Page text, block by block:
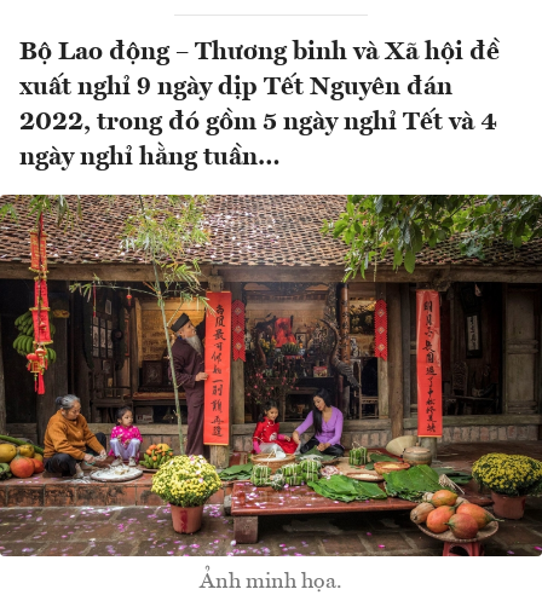
Bộ Lao động – Thương binh và Xã hội đề
xuất nghỉ 9 ngày dịp Tết Nguyên đán
2022, trong đó gồm 5 ngày nghỉ Tết và 4
ngày nghỉ hằng tuần…
Ảnh minh họa.